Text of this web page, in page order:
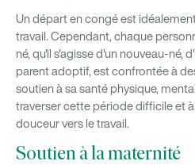
Un départ en congé est
travail. Cependant, chaque
né, qu'il s'agisse d'un nouveau-né,
parent adoptif, est confrontée à
soutien à sa santé physique,
traverser cette période difficile et
douceur vers le travail.
Soutien à la maternité